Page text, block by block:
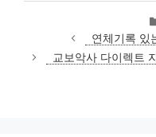
연체기록 있
교보악사 다이렉트